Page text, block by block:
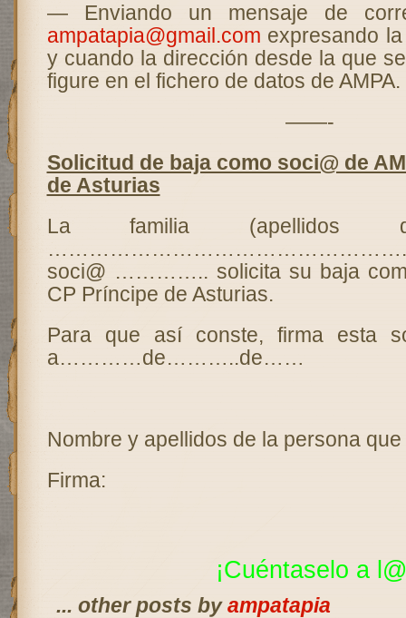
— Enviando un mensaje de
ampatapia@gmail.com expresando
y cuando la dirección desde la que
figure en el fichero de datos de AMPA.
——-
Solicitud de baja como soci@ de
de Asturias
La familia (apellidos
…………………………………………….,
soci@ ………….. solicita su baja
CP Príncipe de Asturias.
Para que así conste, firma esta
a…………de………..de……
Nombre y apellidos de la persona que
Firma:
¡Cuéntaselo a
... other posts byampatapia